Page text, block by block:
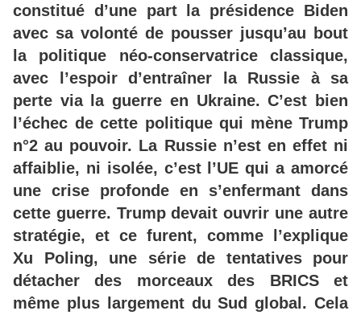
constitué d’une part la présidence Biden
avec sa volonté de pousser jusqu’au bout
la politique néo-conservatrice classique,
avec l’espoir d’entraîner la Russie à sa
perte via la guerre en Ukraine. C’est bien
l’échec de cette politique qui mène Trump
n°2 au pouvoir. La Russie n’est en effet ni
affaiblie, ni isolée, c’est l’UE qui a amorcé
une crise profonde en s’enfermant dans
cette guerre. Trump devait ouvrir une autre
stratégie, et ce furent, comme l’explique
Xu Poling, une série de tentatives pour
détacher des morceaux des BRICS et
même plus largement du Sud global. Cela